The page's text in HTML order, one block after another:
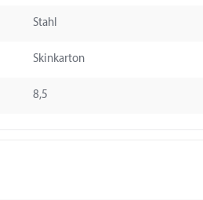
Stahl
Skinkarton
8,5